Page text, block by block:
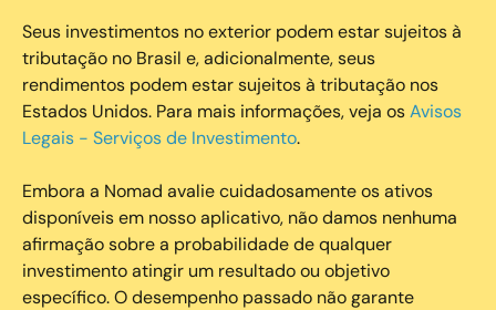
Seus investimentos no exterior podem estar sujeitos à
tributação no Brasil e, adicionalmente, seus
rendimentos podem estar sujeitos à tributação nos
Estados Unidos. Para mais informações, veja osAvisos
Legais - Serviços de Investimento.
Embora a Nomad avalie cuidadosamente os ativos
disponíveis em nosso aplicativo, não damos nenhuma
afirmação sobre a probabilidade de qualquer
investimento atingir um resultado ou objetivo
específico. O desempenho passado não garante